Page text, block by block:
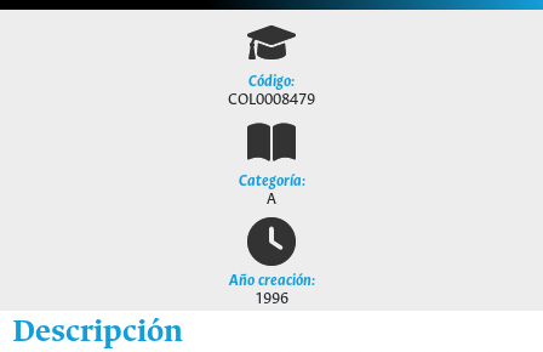
Código:
COL0008479
Categoría:
A
Año creación:
1996
Descripción